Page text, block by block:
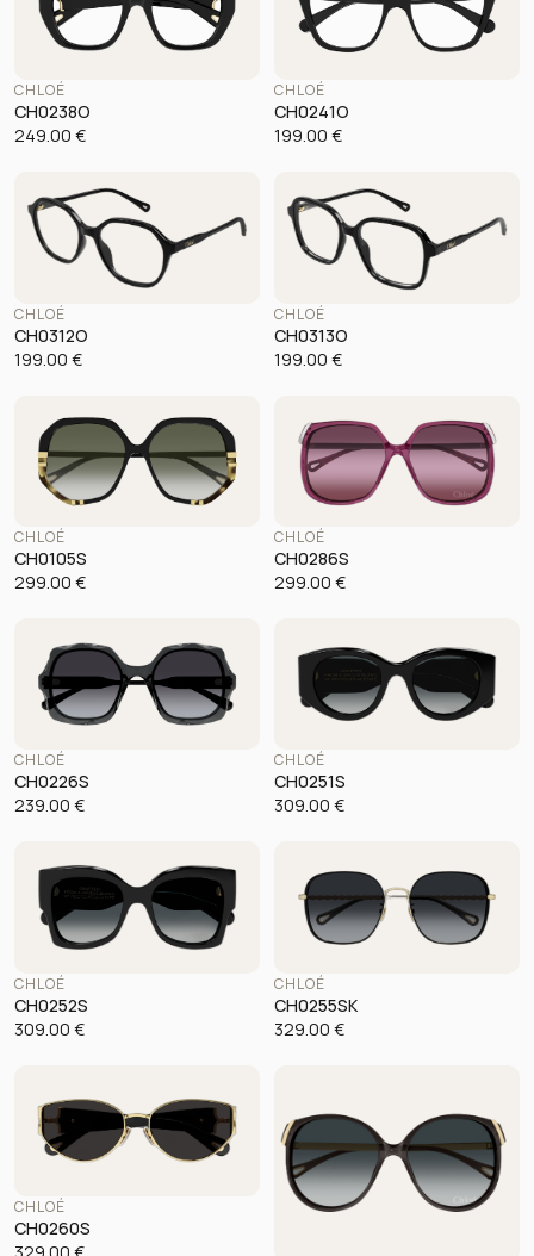
CHLOÉ
CH0238O
249.00 €
CHLOÉ
CH0241O
199.00 €
CHLOÉ
CH0312O
199.00 €
CHLOÉ
CH0313O
199.00 €
CHLOÉ
CH0105S
299.00 €
CHLOÉ
CH0286S
299.00 €
CHLOÉ
CH0226S
239.00 €
CHLOÉ
CH0251S
309.00 €
CHLOÉ
CH0252S
309.00 €
CHLOÉ
CH0255SK
329.00 €
CHLOÉ
CH0260S